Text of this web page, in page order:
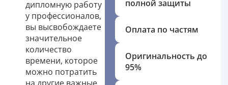
дипломную работу
у профессионалов,
вы высвобождаете
значительное
количество
времени, которое
можно потратить
полной защиты
Оплата по частям
Оригинальность до
95%